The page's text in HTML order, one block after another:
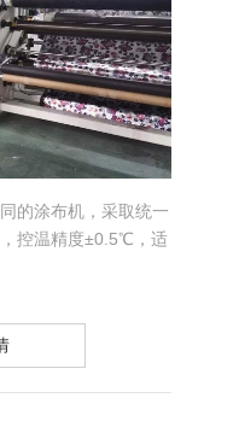
，采取统一
度±0.5℃，适